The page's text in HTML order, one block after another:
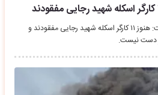
دبیر اجرایی خانه کارگر هرمزگان گفت: هنوز ۱۱ کارگر اسکله شهید رجایی مفقودند و
دست نیست.